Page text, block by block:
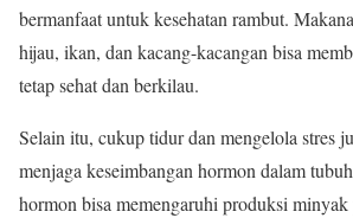
bermanfaat untuk kesehatan rambut.
hijau, ikan, dan kacang-kacangan bisa
tetap sehat dan berkilau.
Selain itu, cukup tidur dan mengelola stres
menjaga keseimbangan hormon dalam
hormon bisa memengaruhi produksi